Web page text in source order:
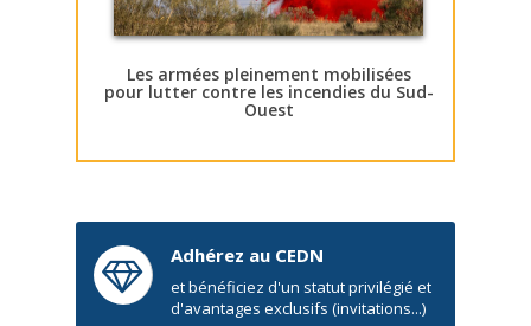
Les armées pleinement mobilisées
pour lutter contre les incendies du Sud-
Ouest
Adhérez au CEDN
et bénéficiez d'un statut privilégié et
d'avantages exclusifs (invitations...)